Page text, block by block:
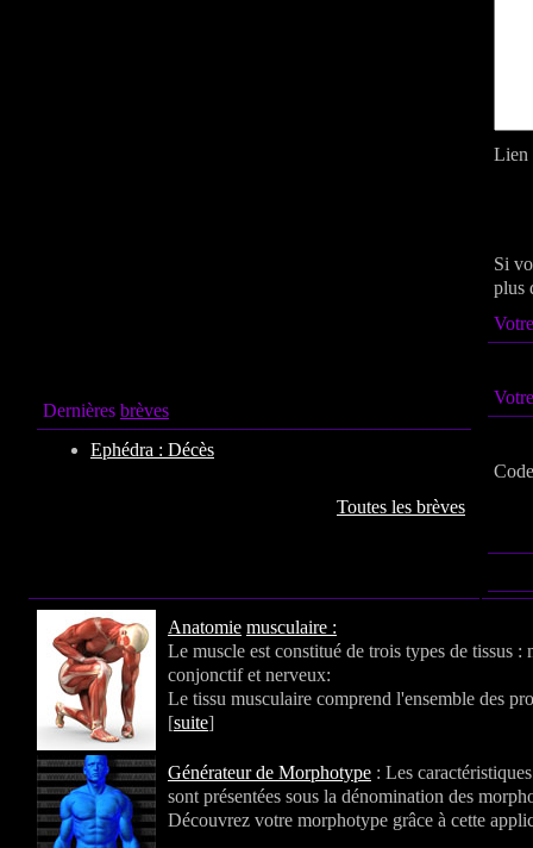
Dernières brèves
Ephédra : Décès
Toutes les brèves
Lien
Si
plus
Anatomie musculaire :
Le muscle est constitué de trois types de tissus :
conjonctif et nerveux:
Le tissu musculaire comprend l'ensemble des
[suite]
Générateur de Morphotype : Les
sont présentées sous la dénomination des
Découvrez votre morphotype grâce à cette